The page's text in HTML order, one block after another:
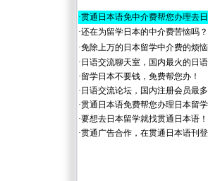
·贯通日本语免中介费帮您办理去日
·还在为留学日本的中介费苦恼吗
·免除上万的日本留学中介费的烦
· 日语交流聊天室，国内最火的日
·留学日本不要钱，免费帮您办！
· 日语交流论坛，国内注册会员最
·贯通日本语免费帮您办理日本留学
·要想去日本留学就找贯通日本语！
·贯通广告合作，在贯通日本语刊